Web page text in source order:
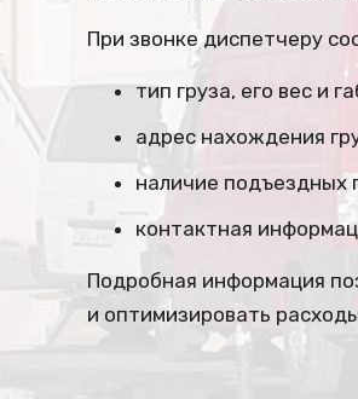
При звонке диспетчеру
тип груза, его вес и
адрес нахождения
наличие подъездных
контактная
Подробная информация
и оптимизировать